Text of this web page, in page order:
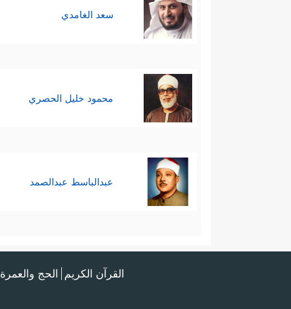
سعد الغامدي
محمود خليل الحصري
عبدالباسط عبدالصمد
القرآن الكريم الحج والعمرة